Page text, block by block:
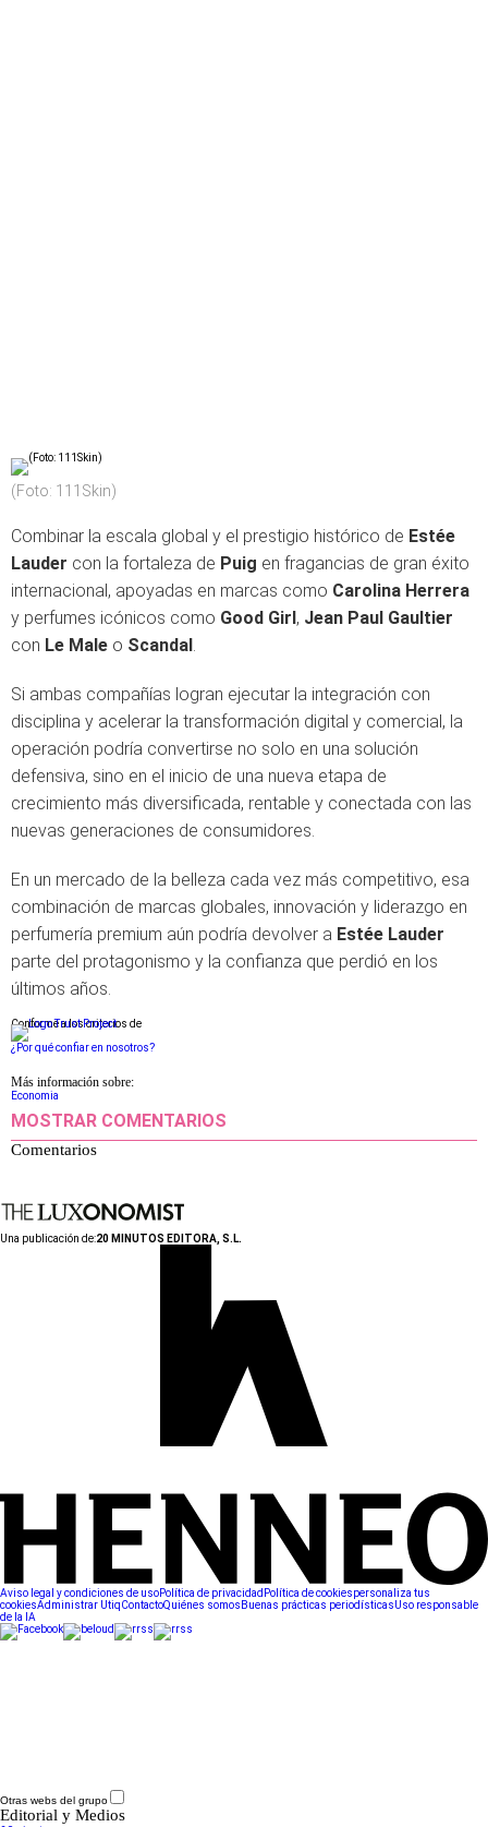
(Foto: 111Skin)
Combinar la escala global y el prestigio histórico de Estée
Lauder con la fortaleza de Puig en fragancias de gran éxito
internacional, apoyadas en marcas como Carolina Herrera
y perfumes icónicos como Good Girl, Jean Paul Gaultier
con Le Male o Scandal.
Si ambas compañías logran ejecutar la integración con
disciplina y acelerar la transformación digital y comercial, la
operación podría convertirse no solo en una solución
defensiva, sino en el inicio de una nueva etapa de
crecimiento más diversificada, rentable y conectada con las
nuevas generaciones de consumidores.
En un mercado de la belleza cada vez más competitivo, esa
combinación de marcas globales, innovación y liderazgo en
perfumería premium aún podría devolver a Estée Lauder
parte del protagonismo y la confianza que perdió en los
últimos años.
Conforme a los criterios de
¿Por qué confiar en nosotros?
Más información sobre:
Economia
MOSTRAR COMENTARIOS
Comentarios
Una publicación de:20 MINUTOS EDITORA, S.L.
Aviso legal y condiciones de usoPolítica de privacidad Política de cookiespersonaliza tus
cookiesAdministrar UtiqContactoQuiénes somos Buenas prácticas periodísticasUso responsable
de la IA
Otras webs del grupo
Editorial y Medios